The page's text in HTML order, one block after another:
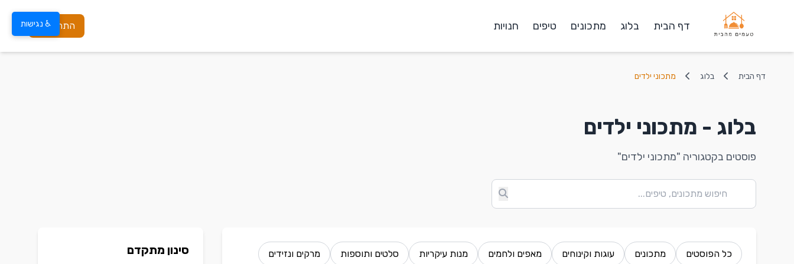
דף הבית בלוג מתכונים טיפים חנויות התחברות
דף הבית בלוג מתכוני ילדים
בלוג - מתכוני ילדים
פוסטים בקטגוריה "מתכוני ילדים"
כל הפוסטים מתכונים עוגות וקינוחים מאפים ולחמים מנות עיקריות סלטים ותוספות מרקים ונזידים סינון מתקדם
♿ נגישות